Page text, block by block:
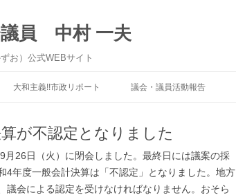
員 中村 一夫
お）公式WEBサイト
大和主義!!市政リポート 議会・議員活動報告
が不認定となりました
26日（火）に閉会しました。最終日には議案の採
年度一般会計決算は「不認定」となりました。地方
議会による認定を受けなければなりません。おそら